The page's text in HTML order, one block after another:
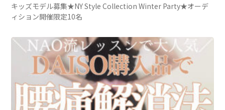
キッズモデル募集★NY Style Collection Winter Party★オーデ
ィション開催限定10名